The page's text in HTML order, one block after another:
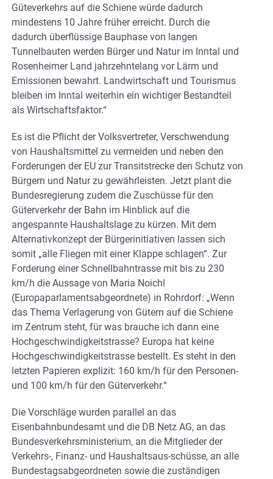
Güteverkehrs auf die Schiene würde dadurch
mindestens 10 Jahre früher erreicht. Durch die
dadurch überflüssige Bauphase von langen
Tunnelbauten werden Bürger und Natur im Inntal und
Rosenheimer Land jahrzehntelang vor Lärm und
Emissionen bewahrt. Landwirtschaft und Tourismus
bleiben im Inntal weiterhin ein wichtiger Bestandteil
als Wirtschaftsfaktor.“
Es ist die Pflicht der Volksvertreter, Verschwendung
von Haushaltsmittel zu vermeiden und neben den
Forderungen der EU zur Transitstrecke den Schutz von
Bürgern und Natur zu gewährleisten. Jetzt plant die
Bundesregierung zudem die Zuschüsse für den
Güterverkehr der Bahn im Hinblick auf die
angespannte Haushaltslage zu kürzen. Mit dem
Alternativkonzept der Bürgerinitiativen lassen sich
somit „alle Fliegen mit einer Klappe schlagen“. Zur
Forderung einer Schnellbahntrasse mit bis zu 230
km/h die Aussage von Maria Noichl
(Europaparlamentsabgeordnete) in Rohrdorf: „Wenn
das Thema Verlagerung von Gütern auf die Schiene
im Zentrum steht, für was brauche ich dann eine
Hochgeschwindigkeitstrasse? Europa hat keine
Hochgeschwindigkeitstrasse bestellt. Es steht in den
letzten Papieren explizit: 160 km/h für den Personen-
und 100 km/h für den Güterverkehr.“
Die Vorschläge wurden parallel an das
Eisenbahnbundesamt und die DB Netz AG, an das
Bundesverkehrsministerium, an die Mitglieder der
Verkehrs-, Finanz- und Haushaltsaus-schüsse, an alle
Bundestagsabgeordneten sowie die zuständigen